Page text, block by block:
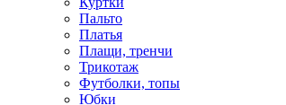
Пальто
Платья
Плащи, тренчи
Трикотаж
Футболки, топы
Юбки